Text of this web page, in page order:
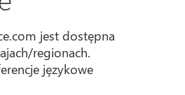
jest dostępna
regionach.
językowe